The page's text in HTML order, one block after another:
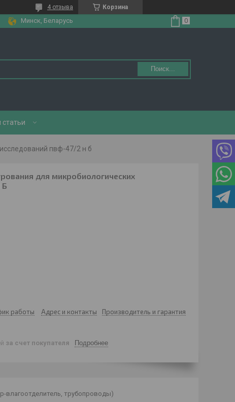
Корзина
4 отзыва
Минск, Беларусь
Поиск...
статьи
пвф-47/2 н б
для микробиологических
Б
работы Адрес и контакты Производитель и гарантия
за счет покупателя Подробнее
влагоотделитель, трубопроводы)